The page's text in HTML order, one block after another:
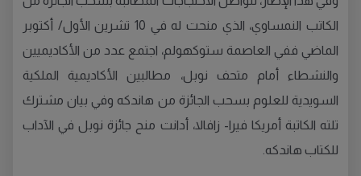
الكاتب النمساوي، الذي منحت له في 10 تشرين الأول/ أكتوبر
الماضي ففي العاصمة ستوكهولم، اجتمع عدد من الأكاديميين
والنشطاء أمام متحف نوبل، مطالبين الأكاديمية الملكية
السويدية للعلوم بسحب الجائزة من هاندكه وفي بيان مشترك
تلته الكاتبة أمريكا فيرا- زافالا، أدانت منح جائزة نوبل في الآداب
للكتاب هاندكه.